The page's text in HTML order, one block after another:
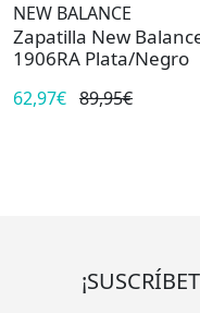
NEW BALANCE
Zapatilla New
1906RA Plata/Negro
62,97€ 89,95€